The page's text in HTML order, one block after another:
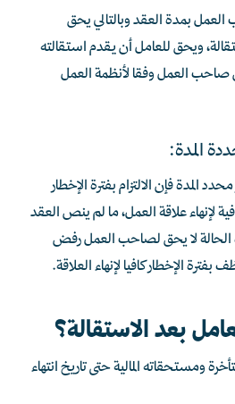
بمدة العقد وبالتالي يحق
ويحق للعامل أن يقدم استقالته
صاحب العمل وفقا لأنظمة العمل
المدة:
المدة فإن الالتزام بفترة الإخطار
لإنهاء علاقة العمل، ما لم ينص العقد
لا يحق لصاحب العمل رفض
بفترة الإخطار كافيا لإنهاء العلاقة.
بعد الاستقالة؟
ومستحقاته المالية حتى تاريخ انتهاء